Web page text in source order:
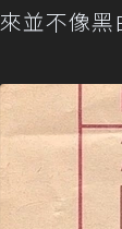
來並不像黑